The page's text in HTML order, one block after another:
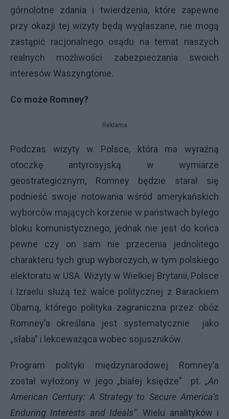
górnolotne zdania i twierdzenia, które zapewne
przy okazji tej wizyty będą wygłaszane, nie mogą
zastąpić racjonalnego osądu na temat naszych
realnych możliwości zabezpieczania swoich
interesów Waszyngtonie.
Co może Romney?
Reklama
Podczas wizyty w Polsce, która ma wyraźną
otoczkę antyrosyjską w wymiarze
geostrategicznym, Romney będzie starał się
podnieść swoje notowania wśród amerykańskich
wyborców mających korzenie w państwach byłego
bloku komunistycznego, jednak nie jest do końca
pewne czy on sam nie przecenia jednolitego
charakteru tych grup wyborczych, w tym polskiego
elektoratu w USA. Wizyty w Wielkiej Brytanii, Polsce
i Izraelu służą też walce politycznej z Barackiem
Obamą, którego polityka zagraniczna przez obóz
Romney’a określana jest systematycznie jako
„słaba” i lekceważąca wobec sojuszników.
Program polityki międzynarodowej Romney’a
został wyłożony w jego „białej księdze” pt. „An
American Century: A Strategy to Secure America’s
Enduring Interests and Ideals”. Wielu analityków i